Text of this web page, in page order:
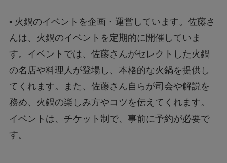
• 火鍋のイベントを企画・運営しています。佐藤さ
んは、火鍋のイベントを定期的に開催していま
す。イベントでは、佐藤さんがセレクトした火鍋
の名店や料理人が登場し、本格的な火鍋を提供し
てくれます。また、佐藤さん自らが司会や解説を
務め、火鍋の楽しみ方やコツを伝えてくれます。
イベントは、チケット制で、事前に予約が必要で
す。